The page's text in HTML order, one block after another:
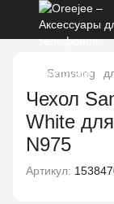
Samsung
Чехол
White
N975
Артикул: